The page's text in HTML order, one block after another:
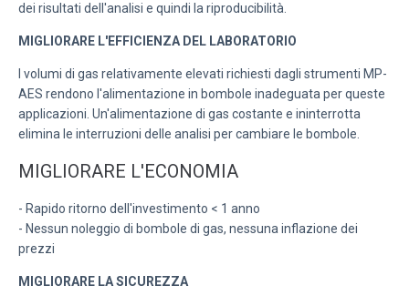
dei risultati dell'analisi e quindi la riproducibilità.
MIGLIORARE L'EFFICIENZA DEL LABORATORIO
I volumi di gas relativamente elevati richiesti dagli strumenti MP-
AES rendono l'alimentazione in bombole inadeguata per queste
applicazioni. Un'alimentazione di gas costante e ininterrotta
elimina le interruzioni delle analisi per cambiare le bombole.
MIGLIORARE L'ECONOMIA
- Rapido ritorno dell'investimento < 1 anno
- Nessun noleggio di bombole di gas, nessuna inflazione dei
prezzi
MIGLIORARE LA SICUREZZA